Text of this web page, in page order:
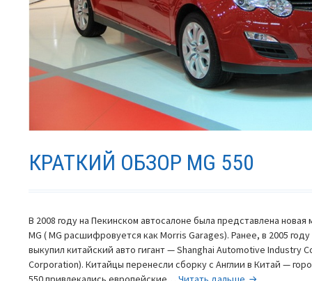
КРАТКИЙ ОБЗОР MG 550
В 2008 году на Пекинском автосалоне была представлена
MG ( MG расшифровуется как Morris Garages). Ранее, в 2005
выкупил китайский авто гигант — Shanghai Automotive Industry
Corporation). Китайцы перенесли сборку с Англии в Китай —